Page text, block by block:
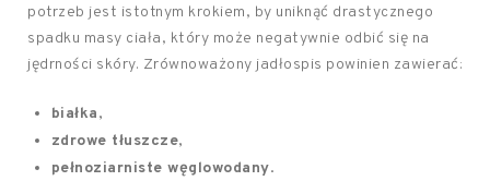
potrzeb jest istotnym krokiem, by uniknąć drastycznego
spadku masy ciała, który może negatywnie odbić się na
jędrności skóry. Zrównoważony jadłospis powinien zawierać:
białka,
zdrowe tłuszcze,
pełnoziarniste węglowodany.